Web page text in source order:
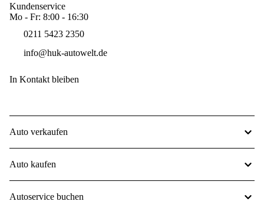
Kundenservice
Mo - Fr: 8:00 - 16:30
0211 5423 2350
info@huk-autowelt.de
In Kontakt bleiben
Auto verkaufen
Auto kaufen
Autoservice buchen